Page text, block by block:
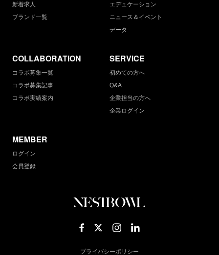
新着求人
ブランド一覧
エデュケーション
ニュース＆イベント
データ
COLLABORATION
コラボ募集一覧
コラボ募集記事
コラボ実績案内
SERVICE
初めての方へ
Q&A
企業担当の方へ
企業ログイン
MEMBER
ログイン
会員登録
プライバシーポリシー